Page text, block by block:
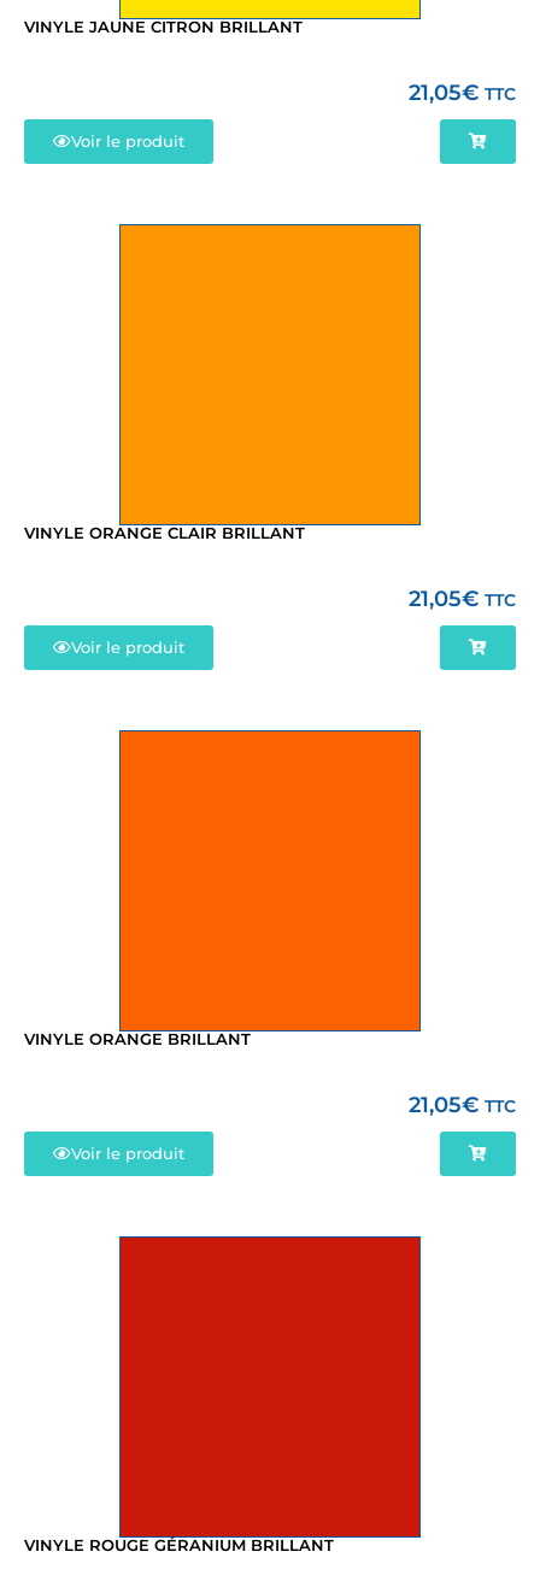
VINYLE JAUNE CITRON BRILLANT
21,05€ TTC
Voir le produit
VINYLE ORANGE CLAIR BRILLANT
21,05€ TTC
Voir le produit
VINYLE ORANGE BRILLANT
21,05€ TTC
Voir le produit
VINYLE ROUGE GÉRANIUM BRILLANT